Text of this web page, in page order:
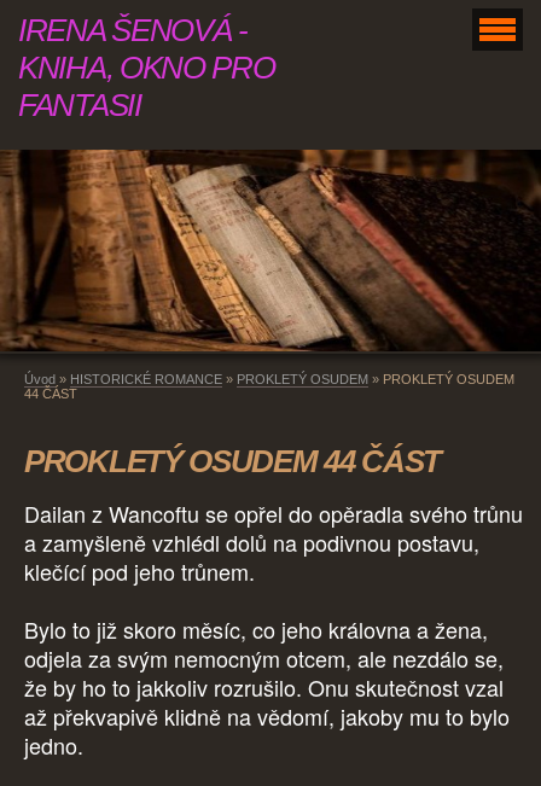
IRENA ŠENOVÁ -
KNIHA, OKNO PRO
FANTASII
Úvod » HISTORICKÉ ROMANCE » PROKLETÝ OSUDEM » PROKLETÝ OSUDEM
44 ČÁST
PROKLETÝ OSUDEM 44 ČÁST
Dailan z Wancoftu se opřel do opěradla svého trůnu
a zamyšleně vzhlédl dolů na podivnou postavu,
klečící pod jeho trůnem.
Bylo to již skoro měsíc, co jeho královna a žena,
odjela za svým nemocným otcem, ale nezdálo se,
že by ho to jakkoliv rozrušilo. Onu skutečnost vzal
až překvapivě klidně na vědomí, jakoby mu to bylo
jedno.